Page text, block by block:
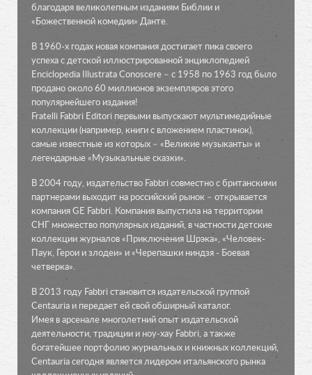
благодаря великолепным изданиям Библии и
«Божественной комедии» Данте.
В 1960-х годах новая компания достигает пика своего
успеха с детской иллюстрированной энциклопедией
Enciclopedia Illustrata Conoscere – с 1958 по 1963 год было
продано около 60 миллионов экземпляров этого
популярнейшего издания!
Fratelli Fabbri Editori первыми выпускают мультимедийные
коллекции (например, книги с вложением пластинок),
самые известные из которых – «Великие музыканты» и
легендарные «Музыкальные сказки».
В 2004 году, издательство Fabbri совместно с британскими
партнерами выходит на российский рынок – открывается
компания GE Fabbri. Компания выпустила на территории
СНГ множество популярных изданий, в частности детские
коллекции журналов «Приключения Шрэка», «Человек-
Паук, Герои и злодеи» и «Черепашки ниндзя - Боевая
четверка».
В 2013 году Fabbri становится издательской группой
Centauria и передает ей свой обширный каталог.
Имея в арсенале многолетний опыт издательской
деятельности, традиции и ноу-хау Fabbri, а также
богатейшее портфолио журнальных и книжных коллекций,
Centauria сегодня является лидером итальянского рынка